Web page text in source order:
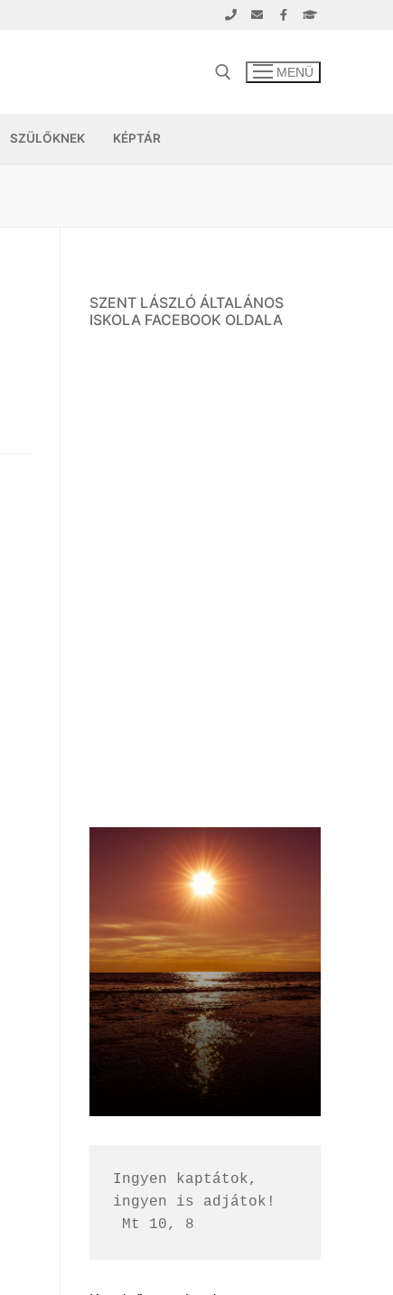
MENÜ
SZÜLŐKNEK KÉPTÁR
SZENT LÁSZLÓ ÁLTALÁNOS
ISKOLA FACEBOOK OLDALA
Ingyen kaptátok,
ingyen is adjátok!
Mt 10, 8